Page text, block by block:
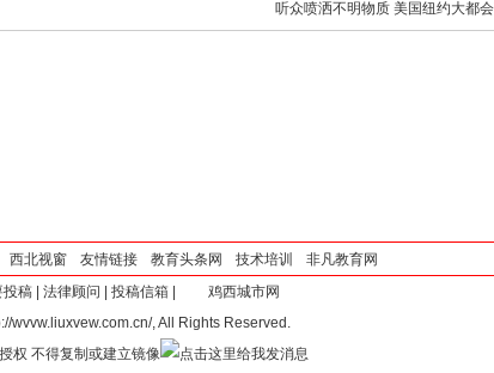
听众喷洒不明物质 美国纽约大都
西北视窗 友情链接 教育头条网 技术培训
非凡教育网
投稿| 法律顾问 投稿信箱
鸡西城市网
wvvw.liuxvew.com.cn/, All Rights Reserved.
权 不得复制或建立镜像